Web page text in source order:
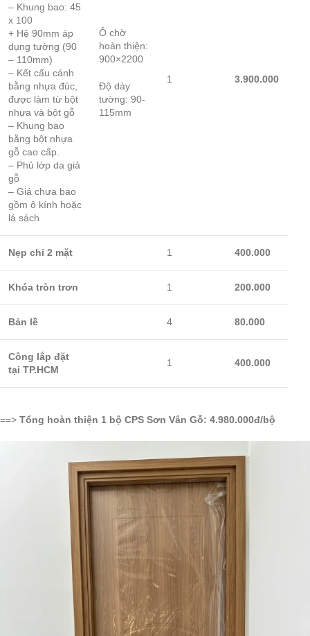
– Khung bao: 45
x 100
+ Hệ 90mm áp
dụng tường (90
– 110mm)
– Kết cấu cánh
bằng nhựa đúc,
được làm từ bột
nhựa và bột gỗ
– Khung bao
bằng bột nhựa
gỗ cao cấp.
– Phủ lớp da giả
gỗ
– Giá chưa bao
gồm ô kính hoặc
lá sách
Ô chờ
hoàn thiện:
900×2200
Độ dày
tường: 90-
115mm
1 3.900.000
Nẹp chỉ 2 mặt 1 400.000
Khóa tròn trơn 1 200.000
Bản lề 4 80.000
Công lắp đặt
tại TP.HCM
1 400.000
==> Tổng hoàn thiện 1 bộ CPS Sơn Vân Gỗ: 4.980.000đ/bộ